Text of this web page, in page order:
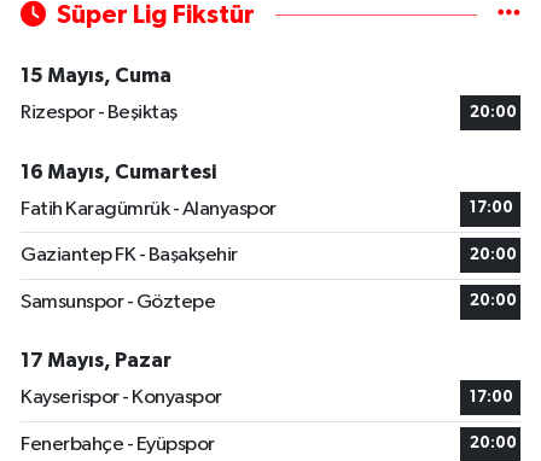
Süper Lig Fikstür
15 Mayıs, Cuma
Rizespor - Beşiktaş
20:00
16 Mayıs, Cumartesi
Fatih Karagümrük - Alanyaspor
17:00
Gaziantep FK - Başakşehir 20:00
Samsunspor - Göztepe 20:00
17 Mayıs, Pazar
Kayserispor - Konyaspor
17:00
Fenerbahçe - Eyüpspor 20:00